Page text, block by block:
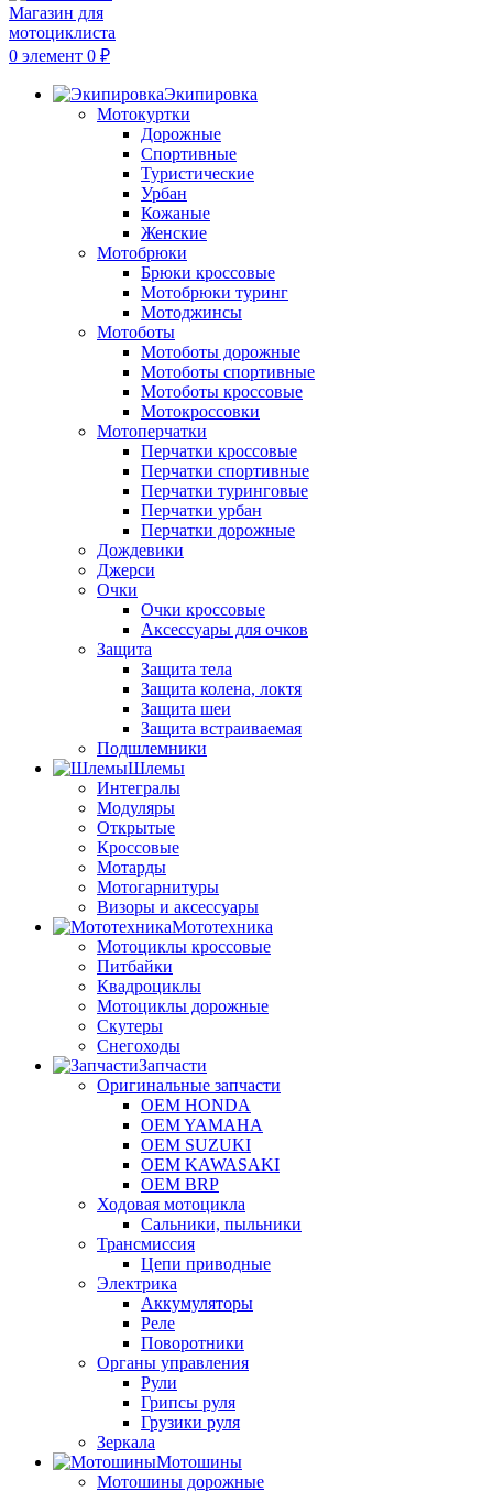
0 элемент 0 ₽
Экипировка
Мотокуртки
Дорожные
Спортивные
Туристические
Урбан
Кожаные
Женские
Мотобрюки
Брюки кроссовые
Мотобрюки туринг
Мотоджинсы
Мотоботы
Мотоботы дорожные
Мотоботы спортивные
Мотоботы кроссовые
Мотокроссовки
Мотоперчатки
Перчатки кроссовые
Перчатки спортивные
Перчатки туринговые
Перчатки урбан
Перчатки дорожные
Дождевики
Джерси
Очки
Очки кроссовые
Аксессуары для очков
Защита
Защита тела
Защита колена, локтя
Защита шеи
Защита встраиваемая
Подшлемники
Шлемы
Интегралы
Модуляры
Открытые
Кроссовые
Мотарды
Мотогарнитуры
Визоры и аксессуары
Мототехника
Мотоциклы кроссовые
Питбайки
Квадроциклы
Мотоциклы дорожные
Скутеры
Снегоходы
Запчасти
Оригинальные запчасти
OEM HONDA
OEM YAMAHA
OEM SUZUKI
OEM KAWASAKI
OEM BRP
Ходовая мотоцикла
Сальники, пыльники
Трансмиссия
Цепи приводные
Электрика
Аккумуляторы
Реле
Поворотники
Органы управления
Рули
Грипсы руля
Грузики руля
Зеркала
Мотошины
Мотошины дорожные